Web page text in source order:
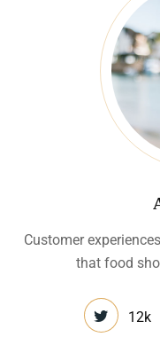
Customer
that food
12k